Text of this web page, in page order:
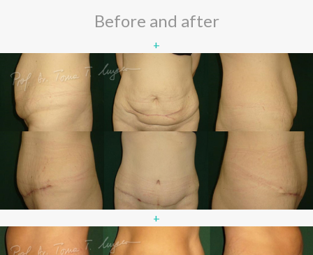
Before and after
+
+